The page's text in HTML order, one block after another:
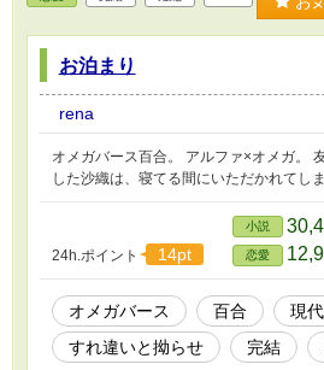
お泊まり
rena
オメガバース百合。 アルファ×オメガ。
した沙織は、寝てる間にいただかれてし
24h.ポイント 14pt
小説
恋愛
オメガバース 百合
現
すれ違いと拗らせ
完結